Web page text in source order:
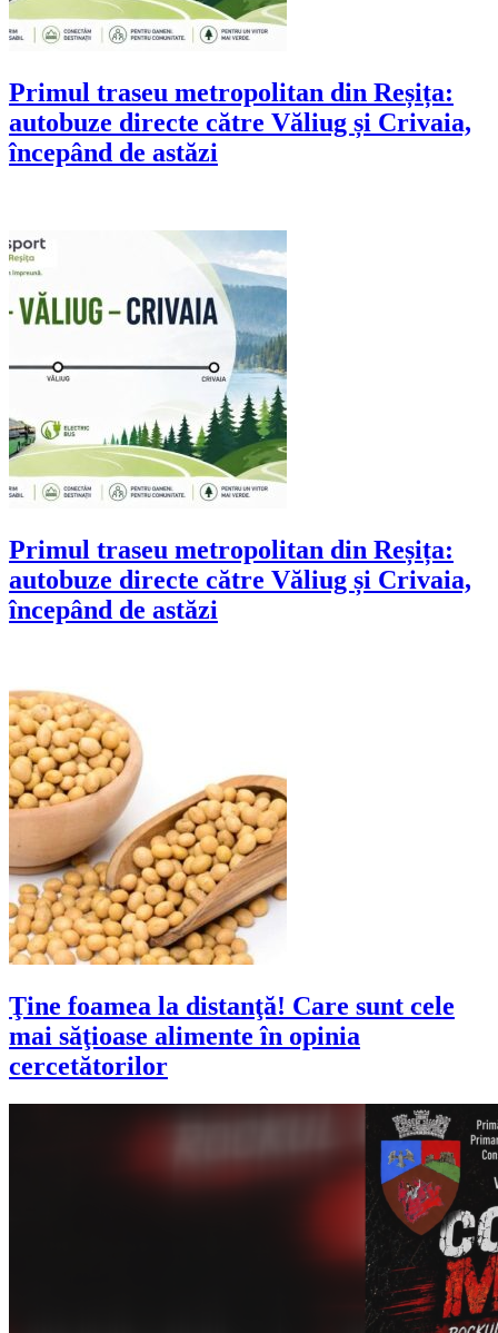
Primul traseu metropolitan din Reșița:
autobuze directe către Văliug și Crivaia,
începând de astăzi
Primul traseu metropolitan din Reșița:
autobuze directe către Văliug și Crivaia,
începând de astăzi
Ţine foamea la distanţă! Care sunt cele
mai săţioase alimente în opinia
cercetătorilor